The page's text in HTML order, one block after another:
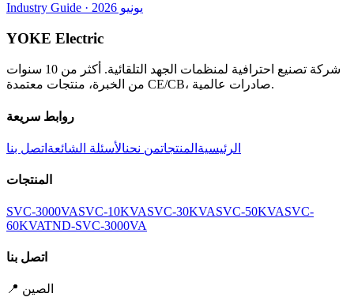
Industry Guide · يونيو 2026
YOKE Electric
شركة تصنيع احترافية لمنظمات الجهد التلقائية. أكثر من 10 سنوات
من الخبرة، منتجات معتمدة CE/CB، صادرات عالمية.
روابط سريعة
الرئيسية المنتجاتمن نحنالأسئلة الشائعة اتصل بنا
المنتجات
SVC-3000VASVC-10KVASVC-30KVASVC-50KVASVC-
60KVATND-SVC-3000VA
اتصل بنا
📍 الصين